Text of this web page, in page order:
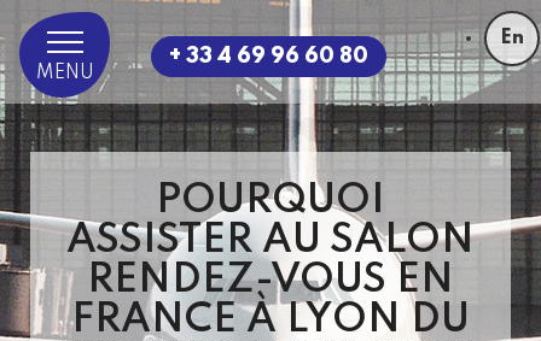
MENU
+ 33 4 69 96 60 80
En
POURQUOI
ASSISTER AU SALON
RENDEZ-VOUS EN
FRANCE À LYON DU